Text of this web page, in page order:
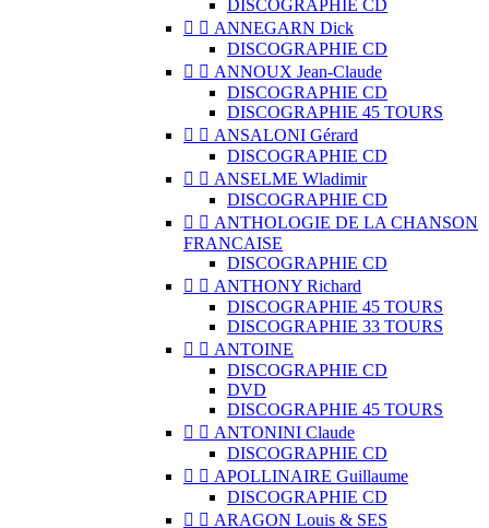
DISCOGRAPHIE CD
  ANNEGARN Dick
DISCOGRAPHIE CD
  ANNOUX Jean-Claude
DISCOGRAPHIE CD
DISCOGRAPHIE 45 TOURS
  ANSALONI Gérard
DISCOGRAPHIE CD
  ANSELME Wladimir
DISCOGRAPHIE CD
  ANTHOLOGIE DE LA CHANSON
FRANCAISE
DISCOGRAPHIE CD
  ANTHONY Richard
DISCOGRAPHIE 45 TOURS
DISCOGRAPHIE 33 TOURS
  ANTOINE
DISCOGRAPHIE CD
DVD
DISCOGRAPHIE 45 TOURS
  ANTONINI Claude
DISCOGRAPHIE CD
  APOLLINAIRE Guillaume
DISCOGRAPHIE CD
  ARAGON Louis & SES